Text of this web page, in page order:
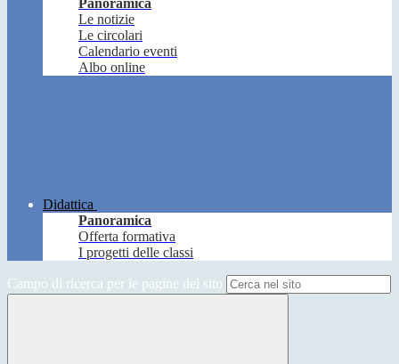
Panoramica
Le notizie
Le circolari
Calendario eventi
Albo online
Didattica
Panoramica
Offerta formativa
I progetti delle classi
Campo di ricerca per le pagine del sito